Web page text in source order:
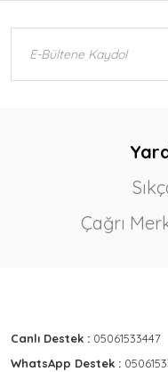
Çağrı
Canlı Destek : 05061533447
WhatsApp Destek :